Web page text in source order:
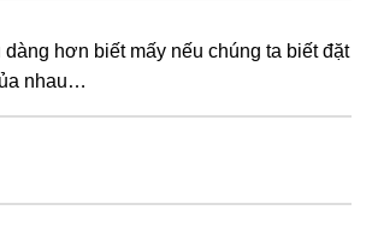
hơn biết mấy nếu chúng ta biết đặt
nhau…